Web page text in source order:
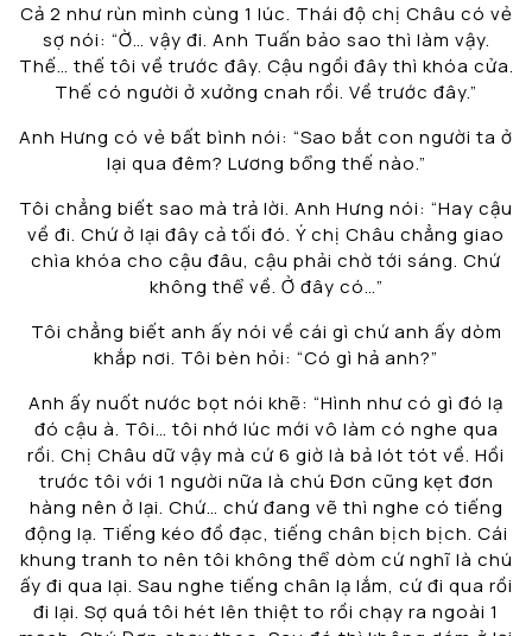
Cả 2 như rùn mình cùng 1 lúc. Thái độ chị Châu có vẻ
sợ nói: “Ờ… vậy đi. Anh Tuấn bảo sao thì làm vậy.
Thế… thế tôi về trước đây. Cậu ngồi đây thì khóa cửa.
Thế có người ở xưởng cnah rồi. Về trước đây.”
Anh Hưng có vẻ bất bình nói: “Sao bắt con người ta ở
lại qua đêm? Lương bổng thế nào.”
Tôi chẳng biết sao mà trả lời. Anh Hưng nói: “Hay cậu
về đi. Chứ ở lại đây cả tối đó. Ý chị Châu chẳng giao
chìa khóa cho cậu đâu, cậu phải chờ tới sáng. Chứ
không thể về. Ở đây có…”
Tôi chẳng biết anh ấy nói về cái gì chứ anh ấy dòm
khắp nơi. Tôi bèn hỏi: “Có gì hả anh?”
Anh ấy nuốt nước bọt nói khẽ: “Hình như có gì đó lạ
đó cậu à. Tôi… tôi nhớ lúc mới vô làm có nghe qua
rồi. Chị Châu dữ vậy mà cứ 6 giờ là bả lót tót về. Hồi
trước tôi với 1 người nữa là chú Đơn cũng kẹt đơn
hàng nên ở lại. Chứ… chứ đang vẽ thì nghe có tiếng
động lạ. Tiếng kéo đồ đạc, tiếng chân bịch bịch. Cái
khung tranh to nên tôi không thể dòm cứ nghĩ là chú
ấy đi qua lại. Sau nghe tiếng chân lạ lắm, cứ đi qua rồi
đi lại. Sợ quá tôi hét lên thiệt to rồi chạy ra ngoài 1